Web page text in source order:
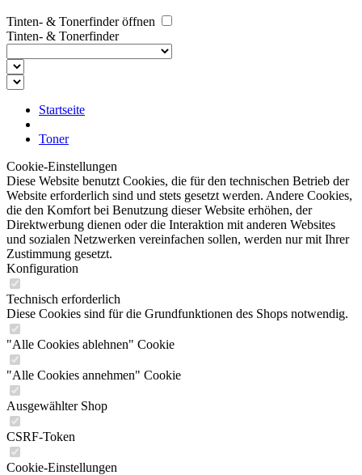
Tinten- & Tonerfinder öffnen
Tinten- & Tonerfinder
Startseite
Toner
Cookie-Einstellungen
Diese Website benutzt Cookies, die für den technischen Betrieb der
Website erforderlich sind und stets gesetzt werden. Andere Cookies,
die den Komfort bei Benutzung dieser Website erhöhen, der
Direktwerbung dienen oder die Interaktion mit anderen Websites
und sozialen Netzwerken vereinfachen sollen, werden nur mit Ihrer
Zustimmung gesetzt.
Konfiguration
Technisch erforderlich
Diese Cookies sind für die Grundfunktionen des Shops notwendig.
"Alle Cookies ablehnen" Cookie
"Alle Cookies annehmen" Cookie
Ausgewählter Shop
CSRF-Token
Cookie-Einstellungen